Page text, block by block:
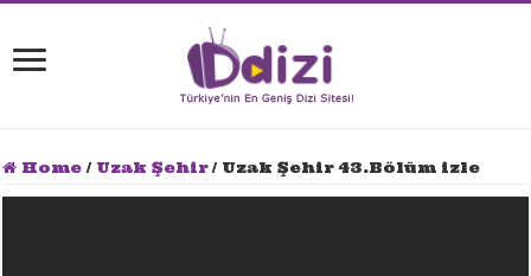
Home/ Uzak Şehir/ Uzak Şehir 43.Bölüm izle